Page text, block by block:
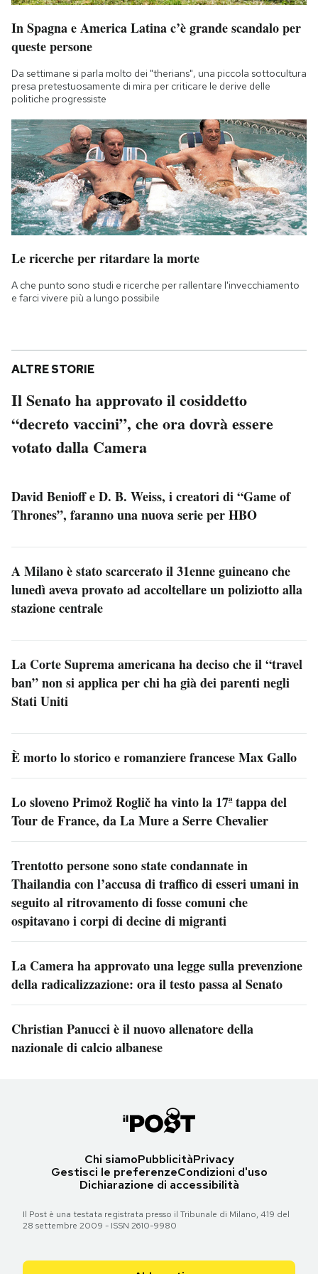
In Spagna e America Latina c’è grande scandalo per
queste persone
Da settimane si parla molto dei "therians", una piccola sottocultura
presa pretestuosamente di mira per criticare le derive delle
politiche progressiste
Le ricerche per ritardare la morte
A che punto sono studi e ricerche per rallentare l'invecchiamento
e farci vivere più a lungo possibile
ALTRE STORIE
Il Senato ha approvato il cosiddetto
“decreto vaccini”, che ora dovrà essere
votato dalla Camera
David Benioff e D. B. Weiss, i creatori di “Game of
Thrones”, faranno una nuova serie per HBO
A Milano è stato scarcerato il 31enne guineano che
lunedì aveva provato ad accoltellare un poliziotto alla
stazione centrale
La Corte Suprema americana ha deciso che il “travel
ban” non si applica per chi ha già dei parenti negli
Stati Uniti
È morto lo storico e romanziere francese Max Gallo
Lo sloveno Primož Roglič ha vinto la 17ª tappa del
Tour de France, da La Mure a Serre Chevalier
Trentotto persone sono state condannate in
Thailandia con l’accusa di traffico di esseri umani in
seguito al ritrovamento di fosse comuni che
ospitavano i corpi di decine di migranti
La Camera ha approvato una legge sulla prevenzione
della radicalizzazione: ora il testo passa al Senato
Christian Panucci è il nuovo allenatore della
nazionale di calcio albanese
Chi siamoPubblicitàPrivacy
Gestisci le preferenzeCondizioni d'uso
Dichiarazione di accessibilità
Il Post è una testata registrata presso il Tribunale di Milano, 419 del
28 settembre 2009 - ISSN 2610-9980